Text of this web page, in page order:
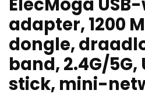
ElecMoga
adapter, 1200
dongle,
band, 2.4G/5G,
stick, mini-